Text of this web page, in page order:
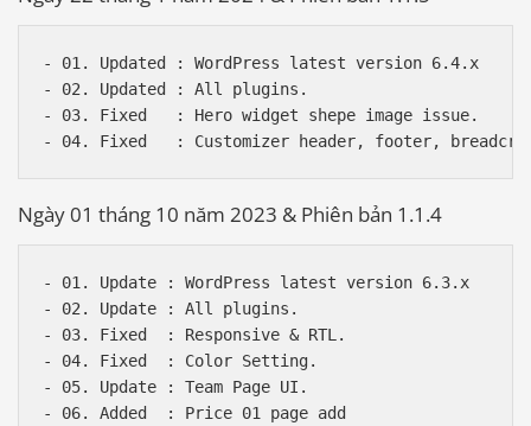
- 01. Updated : WordPress latest version 6.4.x
- 02. Updated : All plugins.
- 03. Fixed   : Hero widget shepe image issue.
Ngày 01 tháng 10 năm 2023 & Phiên bản 1.1.4
- 01. Update : WordPress latest version 6.3.x
- 02. Update : All plugins.
- 03. Fixed  : Responsive & RTL.
- 04. Fixed  : Color Setting.
- 05. Update : Team Page UI.
- 06. Added  : Price 01 page add